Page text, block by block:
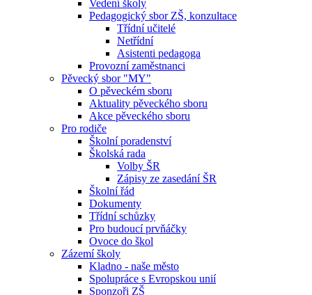
Vedení školy
Pedagogický sbor ZŠ, konzultace
Třídní učitelé
Netřídní
Asistenti pedagoga
Provozní zaměstnanci
Pěvecký sbor "MY"
O pěveckém sboru
Aktuality pěveckého sboru
Akce pěveckého sboru
Pro rodiče
Školní poradenství
Školská rada
Volby ŠR
Zápisy ze zasedání ŠR
Školní řád
Dokumenty
Třídní schůzky
Pro budoucí prvňáčky
Ovoce do škol
Zázemí školy
Kladno - naše město
Spolupráce s Evropskou unií
Sponzoři ZŠ